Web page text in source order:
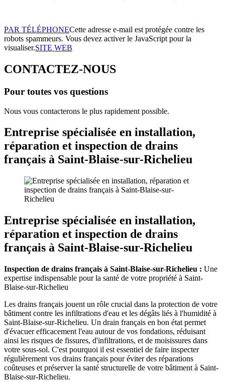
PAR TÉLÉPHONECette adresse e-mail est protégée contre les
robots spammeurs. Vous devez activer le JavaScript pour la
visualiser.SITE WEB
CONTACTEZ-NOUS
Pour toutes vos questions
Nous vous contacterons le plus rapidement possible.
Entreprise spécialisée en installation,
réparation et inspection de drains
français à Saint-Blaise-sur-Richelieu
Entreprise spécialisée en installation,
réparation et inspection de drains
français à Saint-Blaise-sur-Richelieu
Inspection de drains français à Saint-Blaise-sur-Richelieu : Une
expertise indispensable pour la santé de votre propriété à Saint-
Blaise-sur-Richelieu
Les drains français jouent un rôle crucial dans la protection de votre
bâtiment contre les infiltrations d'eau et les dégâts liés à l'humidité à
Saint-Blaise-sur-Richelieu. Un drain français en bon état permet
d'évacuer efficacement l'eau autour de vos fondations, réduisant
ainsi les risques de fissures, d'infiltrations, et de moisissures dans
votre sous-sol. C'est pourquoi il est essentiel de faire inspecter
régulièrement vos drains français pour éviter des réparations
coûteuses et préserver la santé structurelle de votre bâtiment à Saint-
Blaise-sur-Richelieu.